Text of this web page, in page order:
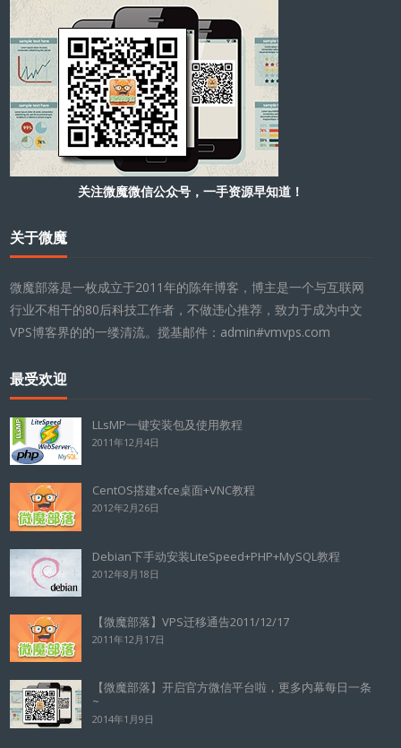
关注微魔微信公众号，一手资源早知道！
关于微魔
微魔部落是一枚成立于2011年的陈年博客，博主是一个与互联网
行业不相干的80后科技工作者，不做违心推荐，致力于成为中文
VPS博客界的的一缕清流。搅基邮件：admin#vmvps.com
最受欢迎
LLsMP一键安装包及使用教程
2011年12月4日
CentOS搭建xfce桌面+VNC教程
2012年2月26日
Debian下手动安装LiteSpeed+PHP+MySQL教程
2012年8月18日
【微魔部落】VPS迁移通告2011/12/17
2011年12月17日
【微魔部落】开启官方微信平台啦，更多内幕每日一条
~
2014年1月9日